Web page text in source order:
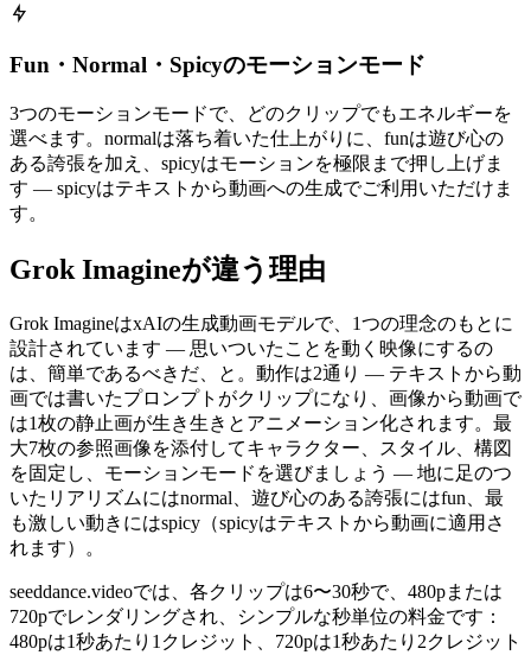
Fun・Normal・Spicyのモーションモード
3つのモーションモードで、どのクリップでもエネルギーを
選べます。normalは落ち着いた仕上がりに、funは遊び心の
ある誇張を加え、spicyはモーションを極限まで押し上げま
す — spicyはテキストから動画への生成でご利用いただけま
す。
Grok Imagineが違う理由
Grok ImagineはxAIの生成動画モデルで、1つの理念のもとに
設計されています — 思いついたことを動く映像にするの
は、簡単であるべきだ、と。動作は2通り — テキストから動
画では書いたプロンプトがクリップになり、画像から動画で
は1枚の静止画が生き生きとアニメーション化されます。最
大7枚の参照画像を添付してキャラクター、スタイル、構図
を固定し、モーションモードを選びましょう — 地に足のつ
いたリアリズムにはnormal、遊び心のある誇張にはfun、最
も激しい動きにはspicy（spicyはテキストから動画に適用さ
れます）。
seeddance.videoでは、各クリップは6〜30秒で、480pまたは
720pでレンダリングされ、シンプルな秒単位の料金です：
480pは1秒あたり1クレジット、720pは1秒あたり2クレジット